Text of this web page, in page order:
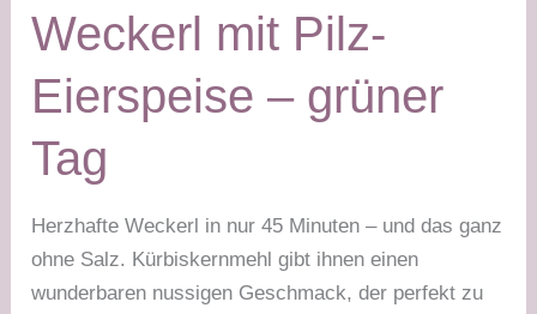
Weckerl mit Pilz-
Eierspeise – grüner
Tag
Herzhafte Weckerl in nur 45 Minuten – und das ganz
ohne Salz. Kürbiskernmehl gibt ihnen einen
wunderbaren nussigen Geschmack, der perfekt zu